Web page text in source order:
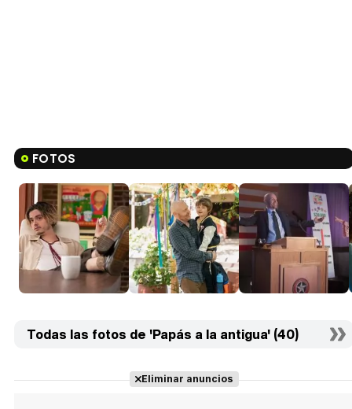
FOTOS
Todas las fotos de 'Papás a la antigua' (40)
Eliminar anuncios